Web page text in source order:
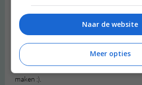
charlotteschreef:
Ik heb zelf pauwen lopen en een
zijn staartveren vallen, zodat hij in het
prachtige nieuwe staart heeft om zijn
mijn pauwen lopen gewoon los, dus heeft
maken :).
Naar de website
Meer opties